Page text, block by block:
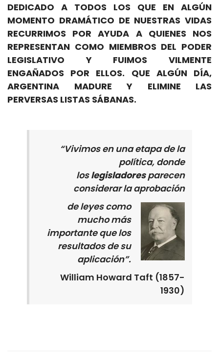
DEDICADO A TODOS LOS QUE EN ALGÚN
MOMENTO DRAMÁTICO DE NUESTRAS VIDAS
RECURRIMOS POR AYUDA A QUIENES NOS
REPRESENTAN COMO MIEMBROS DEL PODER
LEGISLATIVO Y FUIMOS VILMENTE
ENGAÑADOS POR ELLOS. QUE ALGÚN DÍA,
ARGENTINA MADURE Y ELIMINE LAS
PERVERSAS LISTAS SÁBANAS.
“Vivimos en una etapa de la
política, donde
loslegisladoresparecen
considerar la aprobación
de leyes como
mucho más
importante que los
resultados de su
aplicación”.
William Howard Taft (1857-
1930)